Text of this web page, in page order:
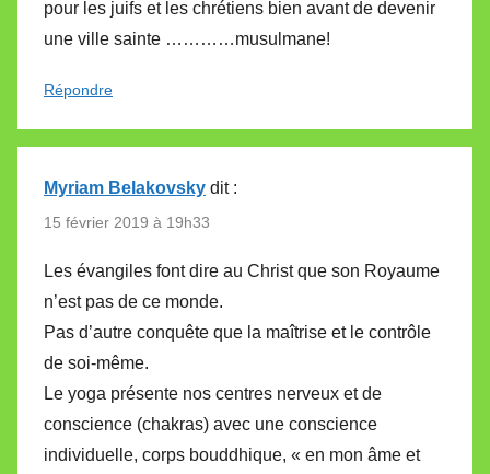
pour les juifs et les chrétiens bien avant de devenir
une ville sainte …………musulmane!
Répondre
Myriam Belakovsky dit :
15 février 2019 à 19h33
Les évangiles font dire au Christ que son Royaume
n’est pas de ce monde.
Pas d’autre conquête que la maîtrise et le contrôle
de soi-même.
Le yoga présente nos centres nerveux et de
conscience (chakras) avec une conscience
individuelle, corps bouddhique, « en mon âme et